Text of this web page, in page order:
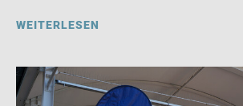
WEITERLESEN